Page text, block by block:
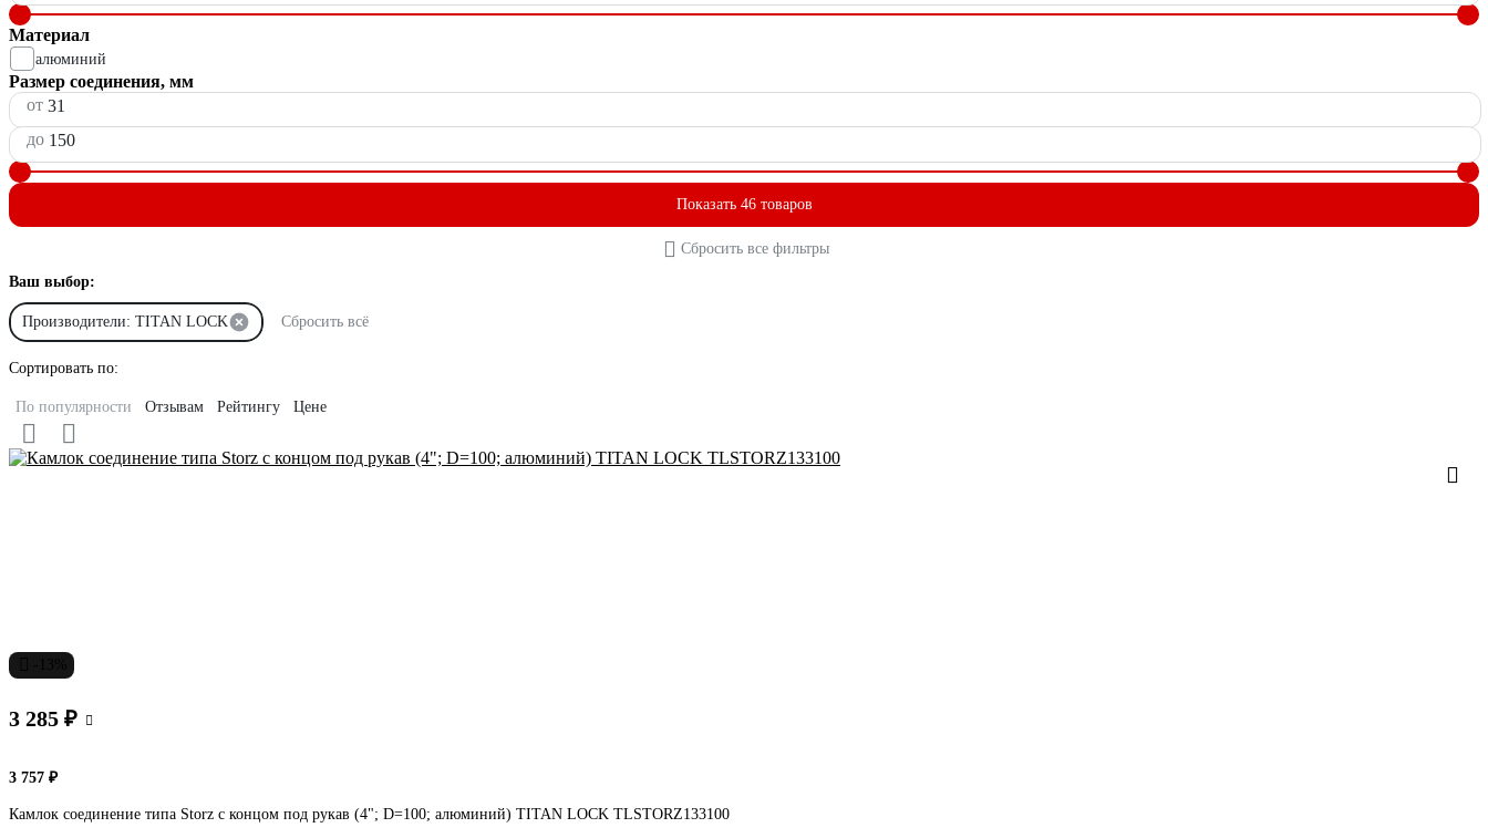
Материал
алюминий
Размер соединения, мм
от
до
Показать 46 товаров
Сбросить все фильтры
Ваш выбор:
Производители: TITAN LOCK Сбросить всё
Сортировать по:
По популярности Отзывам Рейтингу Цене
3 285 ₽
3 757 ₽
Камлок соединение типа Storz с концом под рукав (4"; D=100; алюминий) TITAN LOCK TLSTORZ133100